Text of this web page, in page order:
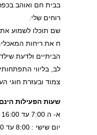
בבית חם ואוהב
רוחים שלי.
שם תוכלו לשמוע את
ח את ריחות
הביתיים ולדעת
לב, בליווי התפתחותי
צמוד ובעזרת חוגי
שעות הפעילות
א- ה 7:00 עד 16:00 .
יום שישי : 8:00 עד 12:00 .